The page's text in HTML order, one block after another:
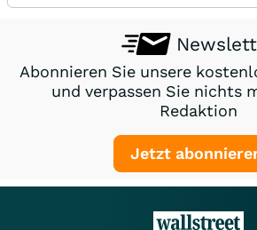
Abonnieren Sie unsere
und verpassen Sie nichts
Redaktion
Jetzt